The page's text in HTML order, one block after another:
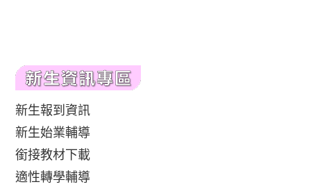
新生報到資訊
新生始業輔導
銜接教材下載
適性轉學輔導